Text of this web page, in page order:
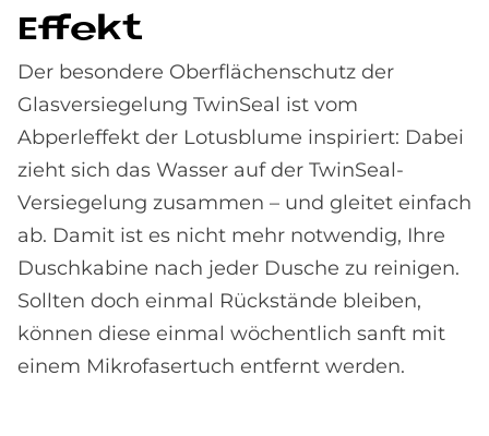
Ef­fe­kt
Der besondere Oberflächenschutz der
Glasversiegelung TwinSeal ist vom
Abperleffekt der Lotusblume inspiriert: Dabei
zieht sich das Wasser auf der TwinSeal-
Versiegelung zusammen – und gleitet einfach
ab. Damit ist es nicht mehr notwendig, Ihre
Duschkabine nach jeder Dusche zu reinigen.
Sollten doch einmal Rückstände bleiben,
können diese einmal wöchentlich sanft mit
einem Mikrofasertuch entfernt werden.